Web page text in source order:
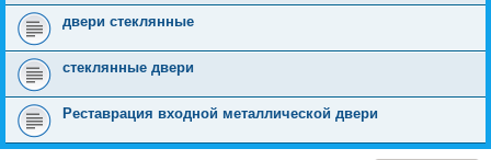
двери стеклянные
стеклянные двери
Реставрация входной металлической двери